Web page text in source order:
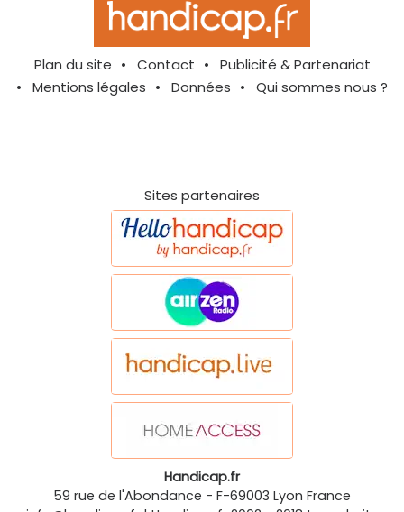
Plan du site Contact
Publicité & Partenariat
Mentions légales
Données Qui sommes nous ?
Sites partenaires
Handicap.fr
59 rue de l'Abondance - F-69003 Lyon France